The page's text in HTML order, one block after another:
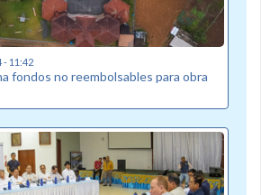
- 11:42
fondos no reembolsables para obra